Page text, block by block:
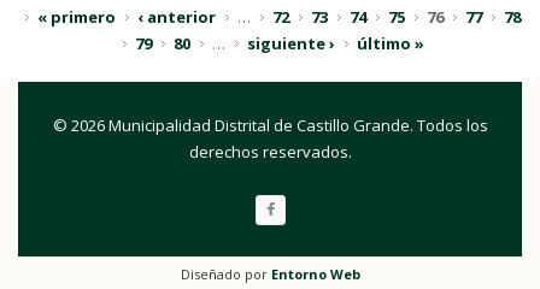
« primero ‹ anterior … 72 73 74 75 76 77
78
79
80 … siguiente › último »
© 2026 Municipalidad Distrital de Castillo Grande. Todos los
derechos reservados.
Diseñado por Entorno Web